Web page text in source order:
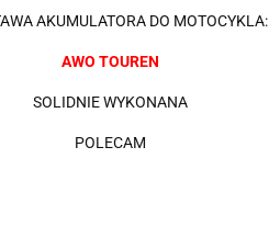
AKUMULATORA DO MOTOCYKLA:
AWO TOUREN
SOLIDNIE WYKONANA
POLECAM